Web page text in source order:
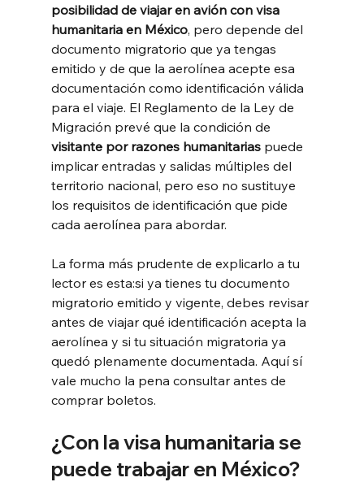
posibilidad de viajar en avión con visa
humanitaria en México, pero depende del
documento migratorio que ya tengas
emitido y de que la aerolínea acepte esa
documentación como identificación válida
para el viaje. El Reglamento de la Ley de
Migración prevé que la condición de
visitante por razones humanitarias puede
implicar entradas y salidas múltiples del
territorio nacional, pero eso no sustituye
los requisitos de identificación que pide
cada aerolínea para abordar.
La forma más prudente de explicarlo a tu
lector es esta:si ya tienes tu documento
migratorio emitido y vigente, debes revisar
antes de viajar qué identificación acepta la
aerolínea y si tu situación migratoria ya
quedó plenamente documentada. Aquí sí
vale mucho la pena consultar antes de
comprar boletos.
¿Con la visa humanitaria se
puede trabajar en México?